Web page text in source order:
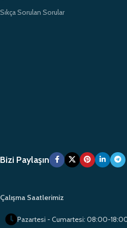
Sıkça Sorulan Sorular
Bizi Paylaşın
Çalışma Saatlerimiz
Pazartesi - Cumartesi: 08:00-